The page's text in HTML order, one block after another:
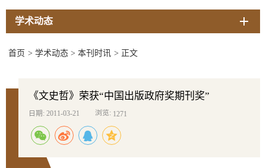
学术动态
首页 > 学术动态 > 本刊时讯 > 正文
《文史哲》荣获“中国出版政府奖期刊奖”
日期: 2011-03-21 浏览: 1271